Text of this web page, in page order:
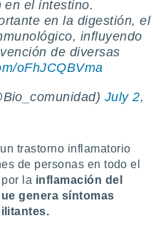
en el intestino.
en la digestión, el
influyendo
de diversas
oFhJCQBVma
July 2,
trastorno inflamatorio
de personas en todo el
la inflamación del
genera síntomas